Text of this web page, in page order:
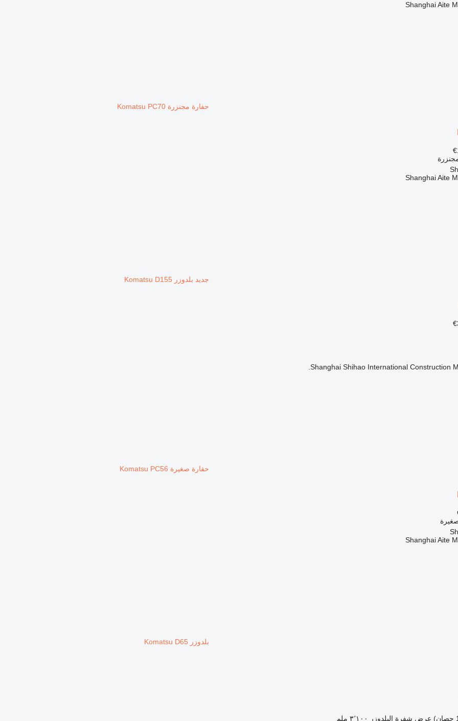
Shanghai Aite
حفارة مجنزرة Komatsu PC70
Shanghai Aite
جديد بلدوزر Komatsu D155
Shanghai Shihao International Construction
حفارة صغيرة Komatsu PC56
Shanghai Aite
بلدوزر Komatsu D65
عرض شفرة البلدوزر ٣٬١٠٠ ملم